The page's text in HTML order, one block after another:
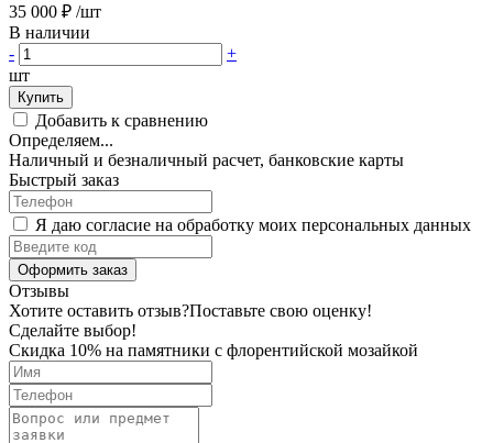
35 000 ₽ /шт
В наличии
-
+
шт
Купить
Добавить к сравнению
Определяем...
Наличный и безналичный расчет, банковские карты
Быстрый заказ
Я даю согласие на обработку моих персональных данных
Оформить заказ
Отзывы
Хотите оставить отзыв?Поставьте свою оценку!
Сделайте выбор!
Скидка 10% на памятники с флорентийской мозайкой